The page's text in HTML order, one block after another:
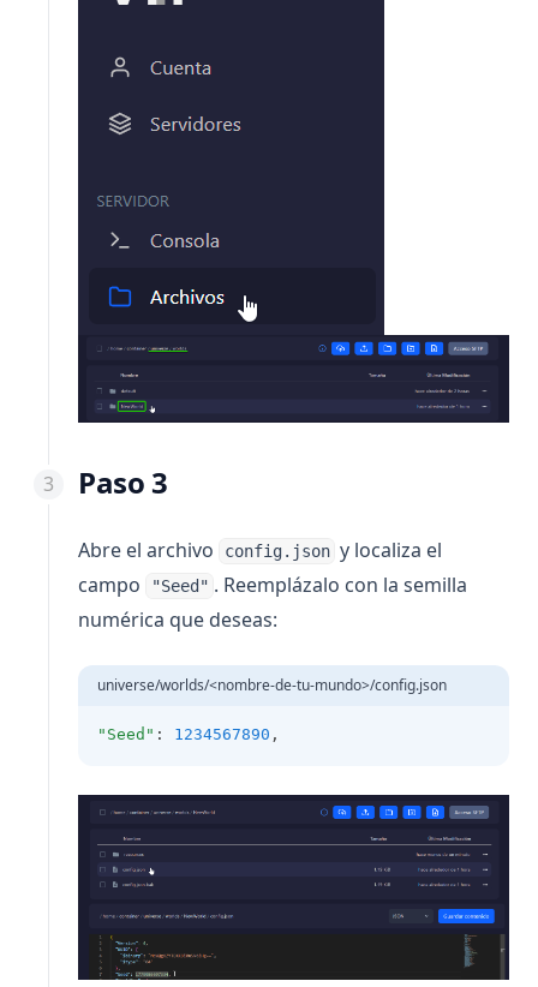
Paso 3
Abre el archivo config.json y localiza el
campo
"Seed" . Reemplázalo con la semilla
numérica que deseas:
universe/worlds/<nombre-de-tu-mundo>/config.json
"Seed" : 1234567890 ,